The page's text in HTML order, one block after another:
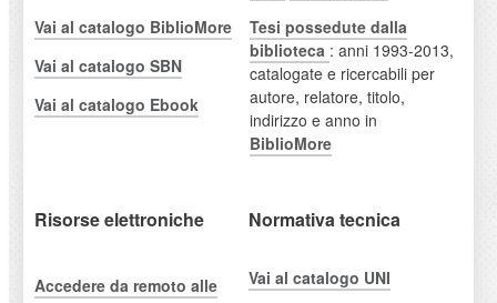
Vai al catalogo BiblioMore
Vai al catalogo SBN
Vai al catalogo Ebook
Tesi possedute dalla
biblioteca : anni 1993-2013,
catalogate e ricercabili per
autore, relatore, titolo,
indirizzo e anno in
BiblioMore
Risorse elettroniche Normativa tecnica
Accedere da remoto alle
Vai al catalogo UNI